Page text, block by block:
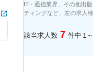
IT・通信業界、その他出
ティングなど、左の求人
該当求人数 7 件中 1